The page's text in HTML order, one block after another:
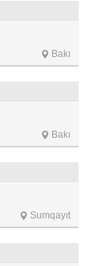
Bakı
Bakı
Sumqayıt